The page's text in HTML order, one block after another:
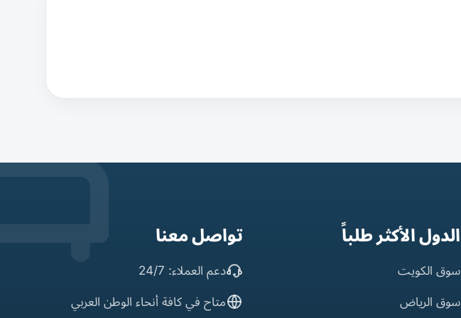
الدول الأكثر طلباً
سوق الكويت
سوق الرياض
تواصل معنا
دعم العملاء: 24/7
متاح في كافة أنحاء الوطن العربي